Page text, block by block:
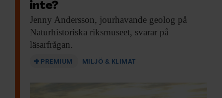
inte?
Jenny Andersson, jourhavande geolog på
Naturhistoriska riksmuseet, svarar på
läsarfrågan.
PREMIUM MILJÖ & KLIMAT